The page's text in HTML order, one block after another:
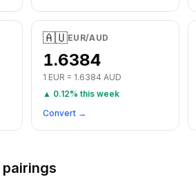
🇦🇺EUR/AUD
1.6384
1 EUR = 1.6384 AUD
▲ 0.12% this week
Convert →
pairings